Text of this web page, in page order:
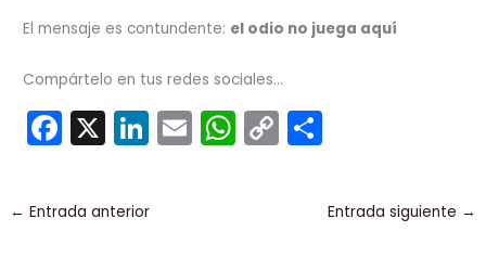
El mensaje es contundente: el odio no juega aquí
Compártelo en tus redes sociales...
F
a
c
e
X Li
n
k
E
m
W
h
C
o
m
p
← Entrada anterior Entrada siguiente →